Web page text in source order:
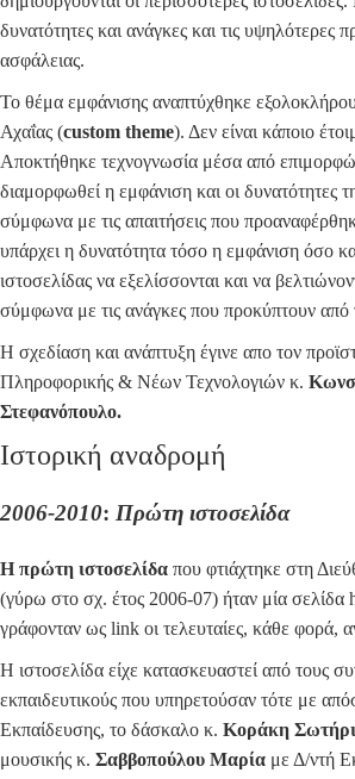
δυνατότητες και ανάγκες και τις υψηλότερες
ασφάλειας.
Το θέμα εμφάνισης αναπτύχθηκε
Αχαΐας (custom theme). Δεν είναι κάποιο
Αποκτήθηκε τεχνογνωσία μέσα από
διαμορφωθεί η εμφάνιση και οι δυνατότητες
σύμφωνα με τις απαιτήσεις που
υπάρχει η δυνατότητα τόσο η εμφάνιση όσο
ιστοσελίδας να εξελίσσονται και να
σύμφωνα με τις ανάγκες που προκύπτουν
Η σχεδίαση και ανάπτυξη έγινε απο τον
Πληροφορικής & Νέων Τεχνολογιών κ.
Στεφανόπουλο.
Ιστορική αναδρομή
2006-2010: Πρώτη ιστοσελίδα
Η πρώτη ιστοσελίδα που φτιάχτηκε στη
(γύρω στο σχ. έτος 2006-07) ήταν μία σελίδα
γράφονταν ως link οι τελευταίες, κάθε φορά,
Η ιστοσελίδα είχε κατασκευαστεί από τους
εκπαιδευτικούς που υπηρετούσαν τότε με
Εκπαίδευσης, το δάσκαλο κ. Κοράκη
μουσικής κ. Σαββοπούλου Μαρία με Δ/ντή